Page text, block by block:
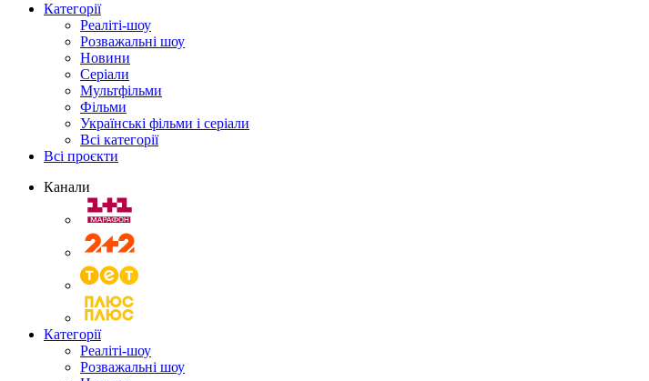
Категорії
Реаліті-шоу
Розважальні шоу
Новини
Серіали
Мультфільми
Фільми
Українські фільми і серіали
Всі категорії
Всі проєкти
Канали
Категорії
Реаліті-шоу
Розважальні шоу